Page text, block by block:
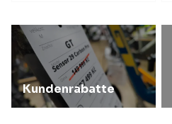
Kundenrabatte